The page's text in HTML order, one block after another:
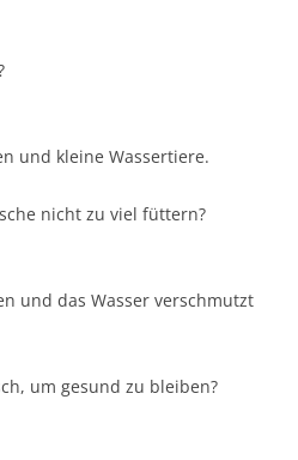
und kleine Wassertiere.
nicht zu viel füttern?
und das Wasser verschmutzt
um gesund zu bleiben?